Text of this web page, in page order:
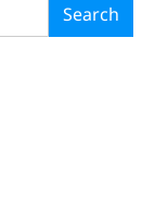
Search